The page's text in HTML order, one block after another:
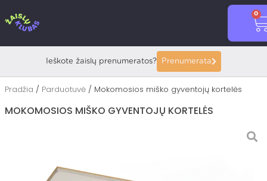
prie
0
Ieškote žaislų prenumeratos? Prenumerata
Pradžia / Parduotuvė / Mokomosios miško gyventojų kortelės
MOKOMOSIOS MIŠKO GYVENTOJŲ KORTELĖS